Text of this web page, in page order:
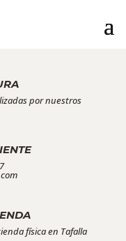
por nuestros
física en Tafalla